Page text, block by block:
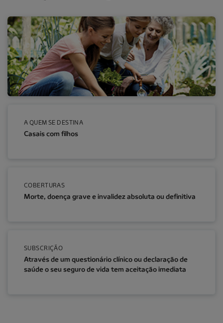
A QUEM SE DESTINA
Casais com filhos
COBERTURAS
Morte, doença grave e invalidez absoluta ou definitiva
SUBSCRIÇÃO
Através de um questionário clínico ou declaração de
saúde o seu seguro de vida tem aceitação imediata